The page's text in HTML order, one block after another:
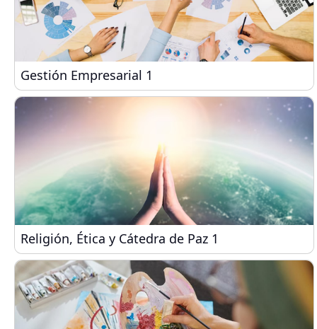
Gestión Empresarial 1
Gestión Empresarial 1
Religión, Ética y Cátedra de Paz 1
Religión, Ética y Cátedra de Paz 1